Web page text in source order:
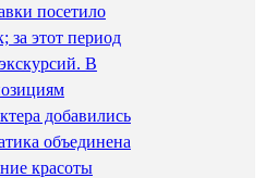
посетило
за этот период
В
добавились
объединена
красоты